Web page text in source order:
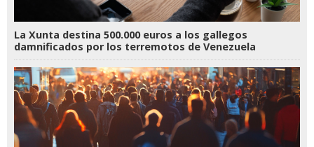
La Xunta destina 500.000 euros a los gallegos
damnificados por los terremotos de Venezuela